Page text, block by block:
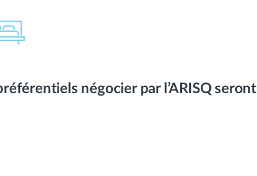
négocier par l’ARISQ seront